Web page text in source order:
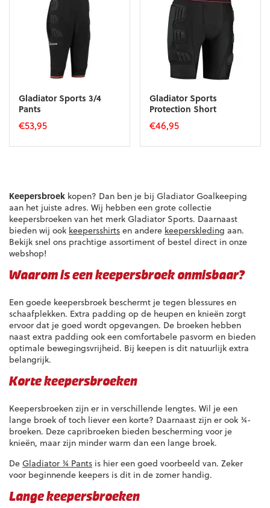
Gladiator Sports 3/4
Pants
€53,95
Deze
optie
kan
gekozen
worden
op
de
productpagina
Gladiator Sports
Protection Short
€46,95
Deze
optie
kan
gekozen
worden
productpagina
Keepersbroek kopen? Dan ben je bij Gladiator Goalkeeping
aan het juiste adres. Wij hebben een grote collectie
keepersbroeken van het merk Gladiator Sports. Daarnaast
bieden wij ook keepersshirtsen andere keeperskleding aan.
Bekijk snel ons prachtige assortiment of bestel direct in onze
webshop!
Waarom is een keepersbroek onmisbaar?
Een goede keepersbroek beschermt je tegen blessures en
schaafplekken. Extra padding op de heupen en knieën zorgt
ervoor dat je goed wordt opgevangen. De broeken hebben
naast extra padding ook een comfortabele pasvorm en bieden
optimale bewegingsvrijheid. Bij keepen is dit natuurlijk extra
belangrijk.
Korte keepersbroeken
Keepersbroeken zijn er in verschillende lengtes. Wil je een
lange broek of toch liever een korte? Daarnaast zijn er ook ¾-
broeken. Deze capribroeken bieden bescherming voor je
knieën, maar zijn minder warm dan een lange broek.
DeGladiator ¾ Pants is hier een goed voorbeeld van. Zeker
voor beginnende keepers is dit in de zomer handig.
Lange keepersbroeken